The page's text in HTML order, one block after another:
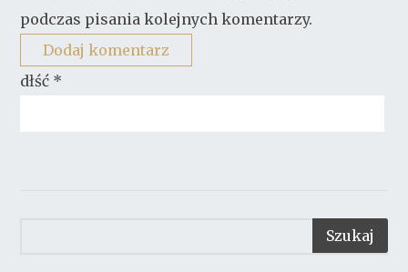
podczas pisania kolejnych komentarzy.
dłść *